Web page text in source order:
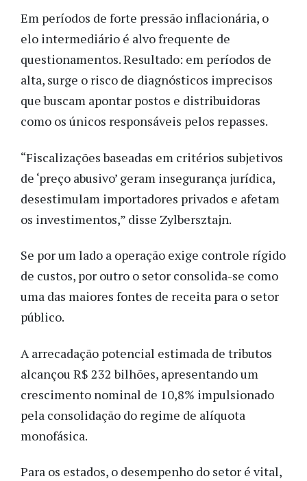
Em períodos de forte pressão inflacionária, o
elo intermediário é alvo frequente de
questionamentos. Resultado: em períodos de
alta, surge o risco de diagnósticos imprecisos
que buscam apontar postos e distribuidoras
como os únicos responsáveis pelos repasses.
“Fiscalizações baseadas em critérios subjetivos
de ‘preço abusivo’ geram insegurança jurídica,
desestimulam importadores privados e afetam
os investimentos,” disse Zylbersztajn.
Se por um lado a operação exige controle rígido
de custos, por outro o setor consolida-se como
uma das maiores fontes de receita para o setor
público.
A arrecadação potencial estimada de tributos
alcançou R$ 232 bilhões, apresentando um
crescimento nominal de 10,8% impulsionado
pela consolidação do regime de alíquota
monofásica.
Para os estados, o desempenho do setor é vital,